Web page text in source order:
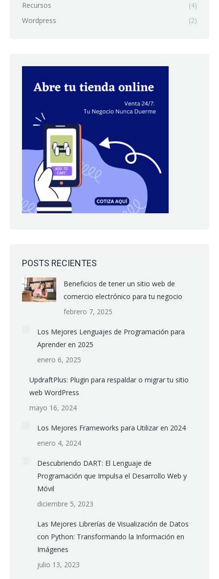
Recursos
(4)
Wordpress
(2)
POSTS RECIENTES
Beneficios de tener un sitio web de
comercio electrónico para tu negocio
febrero 7, 2025
Los Mejores Lenguajes de Programación para
Aprender en 2025
enero 6, 2025
UpdraftPlus: Plugin para respaldar o migrar tu sitio
web WordPress
mayo 16, 2024
Los Mejores Frameworks para Utilizar en 2024
enero 4, 2024
Descubriendo DART: El Lenguaje de
Programación que Impulsa el Desarrollo Web y
Móvil
diciembre 5, 2023
Las Mejores Librerías de Visualización de Datos
con Python: Transformando la Información en
Imágenes
julio 13, 2023